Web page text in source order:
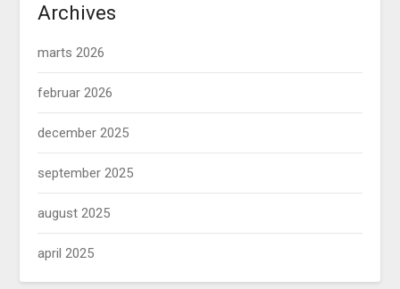
Archives
marts 2026
februar 2026
december 2025
september 2025
august 2025
april 2025